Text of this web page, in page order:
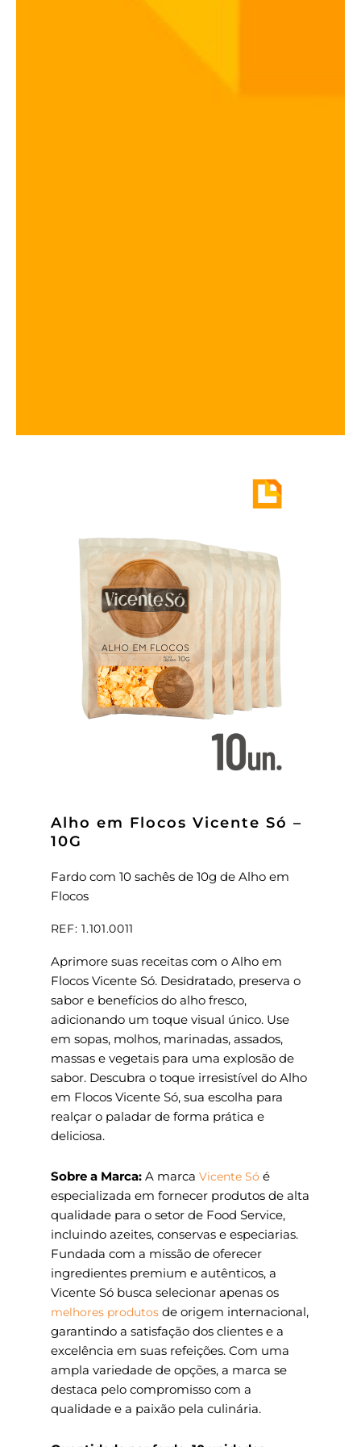
Alho em Flocos Vicente Só –
10G
Fardo com 10 sachês de 10g de Alho em
Flocos
REF: 1.101.0011
Aprimore suas receitas com o Alho em
Flocos Vicente Só. Desidratado, preserva o
sabor e benefícios do alho fresco,
adicionando um toque visual único. Use
em sopas, molhos, marinadas, assados,
massas e vegetais para uma explosão de
sabor. Descubra o toque irresistível do Alho
em Flocos Vicente Só, sua escolha para
realçar o paladar de forma prática e
deliciosa.
Sobre a Marca: A marca Vicente Só é
especializada em fornecer produtos de alta
qualidade para o setor de Food Service,
incluindo azeites, conservas e especiarias.
Fundada com a missão de oferecer
ingredientes premium e autênticos, a
Vicente Só busca selecionar apenas os
melhores produtosde origem internacional,
garantindo a satisfação dos clientes e a
excelência em suas refeições. Com uma
ampla variedade de opções, a marca se
destaca pelo compromisso com a
qualidade e a paixão pela culinária.